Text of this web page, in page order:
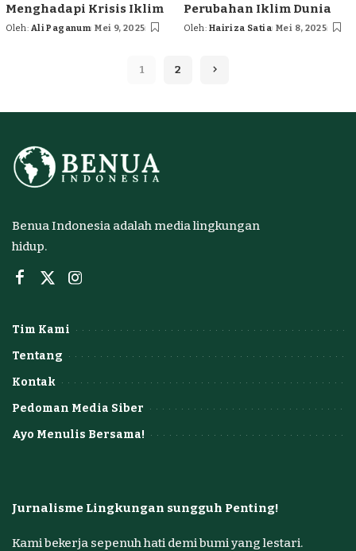
Menghadapi Krisis Iklim
Posted
Oleh: Ali Paganum Mei 9, 2025
Perubahan Iklim Dunia
Posted
Oleh: Hairiza Satia Mei 8, 2025
1 2
Benua Indonesia adalah media lingkungan
hidup.
Tim Kami
Tentang
Kontak
Pedoman Media Siber
Ayo Menulis Bersama!
Jurnalisme Lingkungan sungguh Penting!
Kami bekerja sepenuh hati demi bumi yang lestari.